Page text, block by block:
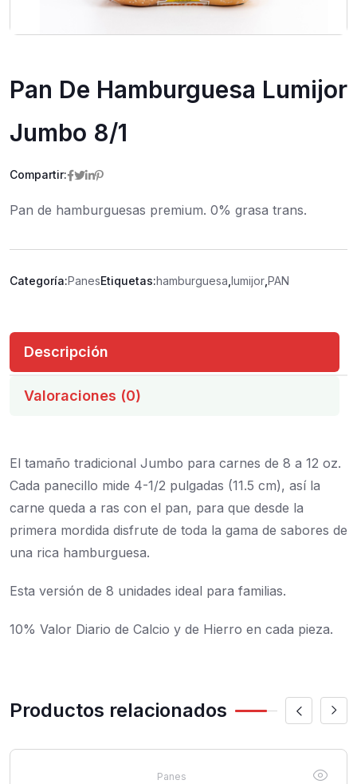
Pan De Hamburguesa Lumijor
Jumbo 8/1
Compartir:
Pan de hamburguesas premium. 0% grasa trans.
Categoría:PanesEtiquetas:hamburguesa lumijor PAN
Descripción
Valoraciones (0)
El tamaño tradicional Jumbo para carnes de 8 a 12 oz.
Cada panecillo mide 4-1/2 pulgadas (11.5 cm), así la
carne queda a ras con el pan, para que desde la
primera mordida disfrute de toda la gama de sabores de
una rica hamburguesa.
Esta versión de 8 unidades ideal para familias.
10% Valor Diario de Calcio y de Hierro en cada pieza.
Productos relacionados
Panes